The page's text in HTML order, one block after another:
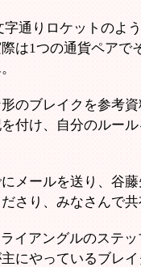
字通りロケットのよ
は1つの通貨ペアで
のブレイクを参考
付け、自分のルー
メールを送り、谷
さり、みなさんで
イアングルのステ
にやっているブレ